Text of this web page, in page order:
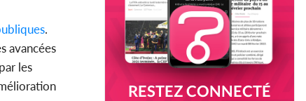
.
avancées
les
RESTEZ CONNECTÉ